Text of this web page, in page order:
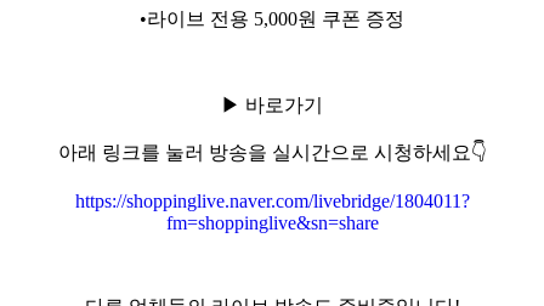
•라이브 전용 5,000원 쿠폰 증정
▶ 바로가기
아래 링크를 눌러 방송을 실시간으로 시청하세요👇
https://shoppinglive.naver.com/livebridge/1804011?
fm=shoppinglive&sn=share